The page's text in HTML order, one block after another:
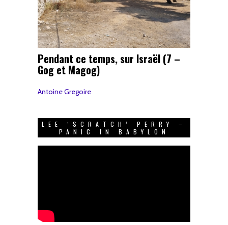
Pendant ce temps, sur Israël (7 –
Gog et Magog)
Antoine Gregoire
LEE ‘SCRATCH’ PERRY –
PANIC IN BABYLON